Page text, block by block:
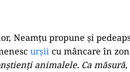
Neamțu propune și
urșii cu mâncare în
animalele. Ca